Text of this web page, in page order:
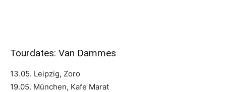
Tourdates: Van Dammes
13.05. Leipzig, Zoro
19.05. München, Kafe Marat